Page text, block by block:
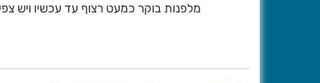
מלפנות בוקר כמעט רצוף עד עכשיו ויש